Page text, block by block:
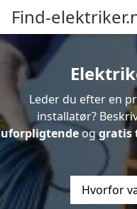
Find-
Leder du efter en
installatør?
uforpligtendeoggratis
Hvorfor